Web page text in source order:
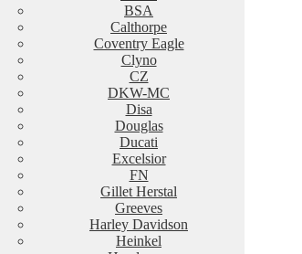
BSA
Calthorpe
Coventry Eagle
Clyno
CZ
DKW-MC
Disa
Douglas
Ducati
Excelsior
FN
Gillet Herstal
Greeves
Harley Davidson
Heinkel